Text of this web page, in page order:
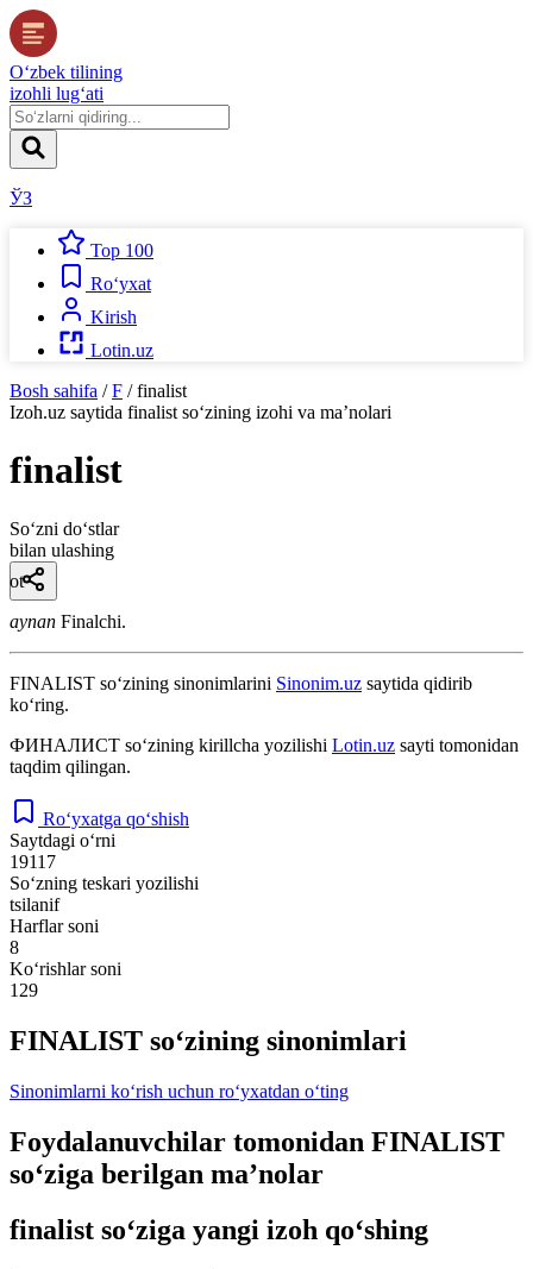
O‘zbek tilining
izohli lug‘ati
ЎЗ
Top 100
Ro‘yxat
Kirish
Lotin.uz
Bosh sahifa / F / finalist
Izoh.uz saytida finalist so‘zining izohi va ma’nolari
finalist
So‘zni do‘stlar
bilan ulashing
ot
aynan Finalchi.
FINALIST so‘zining sinonimlarini Sinonim.uz saytida qidirib
ko‘ring.
ФИНАЛИСТ so‘zining kirillcha yozilishi Lotin.uz sayti tomonidan
taqdim qilingan.
Ro‘yxatga qo‘shish
Saytdagi o‘rni
19117
So‘zning teskari yozilishi
tsilanif
Harflar soni
8
Ko‘rishlar soni
129
FINALIST so‘zining sinonimlari
Sinonimlarni ko‘rish uchun ro‘yxatdan o‘ting
Foydalanuvchilar tomonidan FINALIST
so‘ziga berilgan ma’nolar
finalist so‘ziga yangi izoh qo‘shing